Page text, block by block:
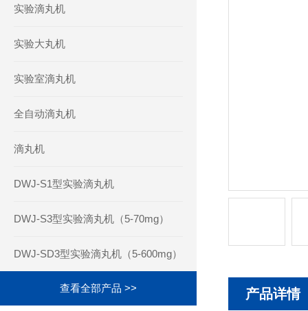
实验滴丸机
实验大丸机
实验室滴丸机
全自动滴丸机
滴丸机
DWJ-S1型实验滴丸机
DWJ-S3型实验滴丸机（5-70mg）
DWJ-SD3型实验滴丸机（5-600mg）
查看全部产品 >> 产品详情